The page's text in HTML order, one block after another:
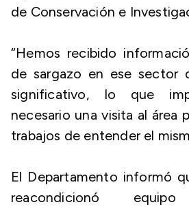
de Conservación e
“Hemos recibido
de sargazo en ese sector
significativo, lo que
necesario una visita al área
trabajos de entender el
El Departamento informó
reacondicionó